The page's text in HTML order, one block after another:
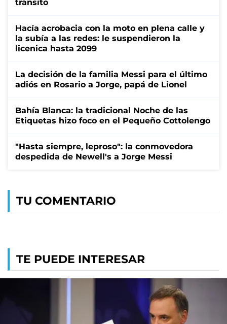
tránsito
Hacía acrobacia con la moto en plena calle y
la subía a las redes: le suspendieron la
licenica hasta 2099
La decisión de la familia Messi para el último
adiós en Rosario a Jorge, papá de Lionel
Bahía Blanca: la tradicional Noche de las
Etiquetas hizo foco en el Pequeño Cottolengo
"Hasta siempre, leproso": la conmovedora
despedida de Newell's a Jorge Messi
TU COMENTARIO
TE PUEDE INTERESAR